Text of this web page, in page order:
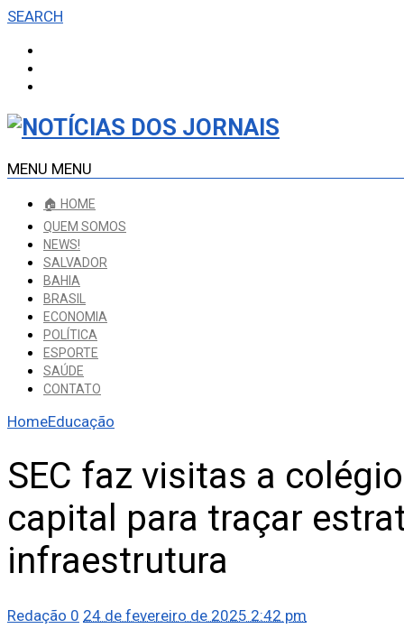
SEARCH
MENU MENU
🏠 HOME
QUEM SOMOS
NEWS!
SALVADOR
BAHIA
BRASIL
ECONOMIA
POLÍTICA
ESPORTE
SAÚDE
CONTATO
HomeEducação
SEC faz visitas a
capital para traçar
infraestrutura
Redação 0 24 de fevereiro de 2025 2:42 pm